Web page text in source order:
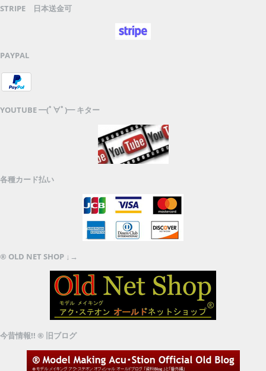
STRIPE 日本送金可
PAYPAL
YOUTUBE ━(ﾟ∀ﾟ)━ キター
各種カード払い
® OLD NET SHOP ↓→
今昔情報!! ® 旧ブログ